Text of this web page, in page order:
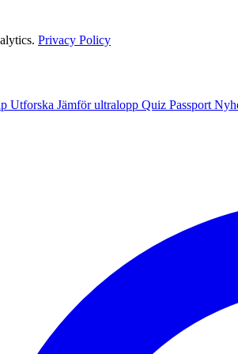
Privacy Policy
Utforska Jämför ultralopp Quiz Passport